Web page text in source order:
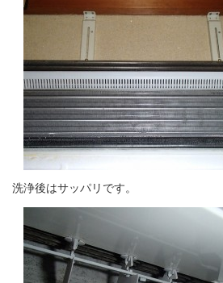
洗浄後はサッパリです。